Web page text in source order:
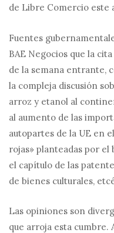
de Libre Comercio este
Fuentes
BAE Negocios que la
de la semana entrante,
la compleja discusión
arroz y etanol al
al aumento de las
autopartes de la UE en
rojas» planteadas por el
el capítulo de las
de bienes culturales,
Las opiniones son
que arroja esta cumbre.